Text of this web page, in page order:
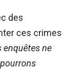
des
ces crimes
enquêtes ne